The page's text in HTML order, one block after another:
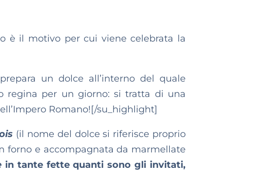
è il motivo per cui viene celebrata la
un dolce all’interno del quale
regina per un giorno: si tratta di una
Romano![/su_highlight]
(il nome del dolce si riferisce proprio
forno e accompagnata da marmellate
in tante fette quanti sono gli invitati,